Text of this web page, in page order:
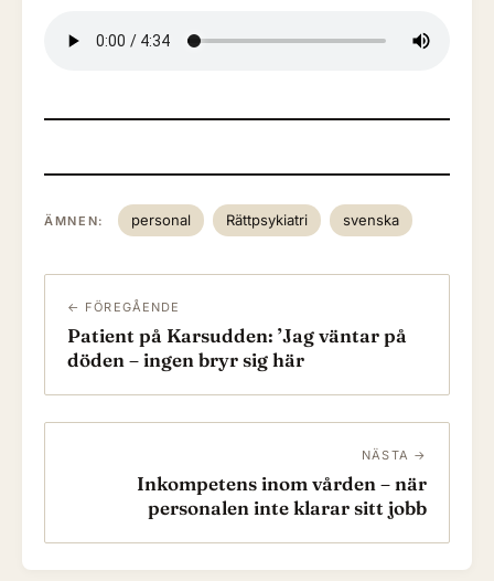
ÄMNEN: personal Rättpsykiatri svenska
← FÖREGÅENDE
Patient på Karsudden: ’Jag väntar på
döden – ingen bryr sig här
NÄSTA →
Inkompetens inom vården – när
personalen inte klarar sitt jobb